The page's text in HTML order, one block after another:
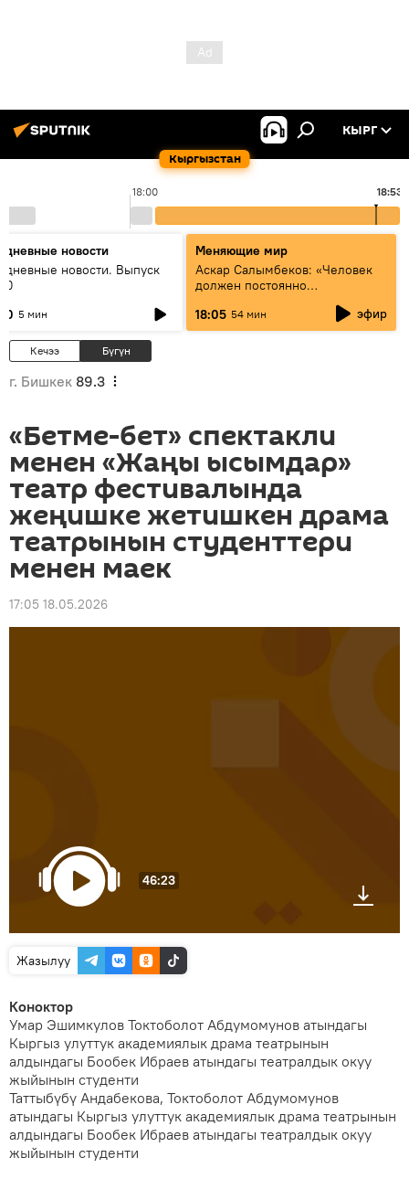
Кыргызстан
КЫРГ
18:00 18:53
новости
новости. Выпуск
5 мин
Меняющие мир
Аскар Салымбеков: «Человек
должен постоянно
18:05 54 мин эфир
Кечээ Бүгүн
г. Бишкек 89.3
«Бетме-бет» спектакли
менен «Жаңы ысымдар»
театр фестивалында
жеңишке жетишкен драма
театрынын студенттери
менен маек
17:05 18.05.2026
46:23
Жазылуу
Коноктор
Умар Эшимкулов Токтоболот Абдумомунов атындагы
Кыргыз улуттук академиялык драма театрынын
алдындагы Бообек Ибраев атындагы театралдык окуу
жыйынын студенти
Таттыбүбү Андабекова, Токтоболот Абдумомунов
атындагы Кыргыз улуттук академиялык драма театрынын
алдындагы Бообек Ибраев атындагы театралдык окуу
жыйынын студенти